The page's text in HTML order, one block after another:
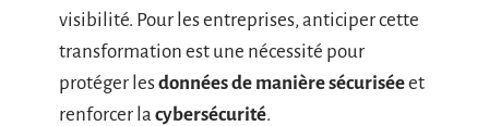
visibilité. Pour les entreprises, anticiper cette
transformation est une nécessité pour
protéger lesdonnées de manière sécuriséeet
renforcer la cybersécurité.